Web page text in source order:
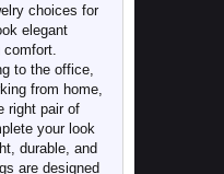
choices for
elegant
to the office,
from home,
right pair of
your look
durable, and
are designed